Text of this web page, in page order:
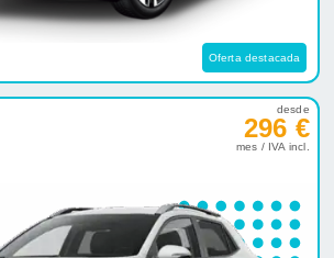
Oferta destacada
desde
296 €
mes / IVA incl.